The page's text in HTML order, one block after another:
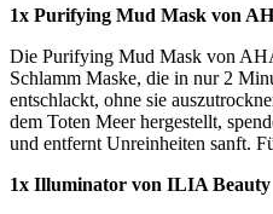
1x Purifying Mud Mask von
Die Purifying Mud Mask von
Schlamm Maske, die in nur 2
entschlackt, ohne sie
dem Toten Meer hergestellt,
und entfernt Unreinheiten sanft.
1x Illuminator von ILIA Beauty